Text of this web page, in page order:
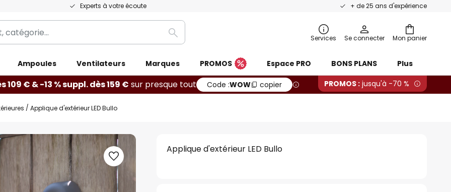
Experts à votre écoute + de 25 ans d'expérience
Mon panier
Rechercher Services Se connecter
Ampoules Ventilateurs Marques PROMOS Espace PRO BONS PLANS Plus
109 € & -13 % suppl. dès 159 € sur presque tout Code :WOW copier PROMOS : jusqu'à -70 %
Applique d'extérieur LED Bullo
Applique d'extérieur LED Bullo